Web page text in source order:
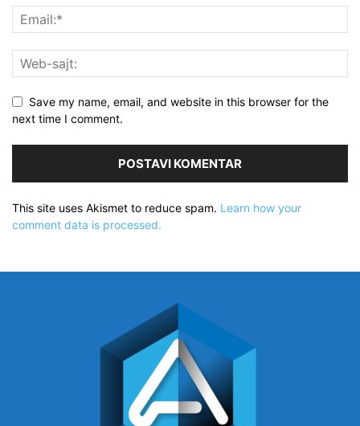
Save my name, email, and website in this browser for the
next time I comment.
This site uses Akismet to reduce spam. Learn how your
comment data is processed.